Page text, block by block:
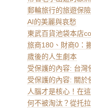
郵輪旅行的旅遊保
AI的美麗與哀愁
東武百貨池袋本店
旅商180、財商0：
歲後的人生劇本
受保護的內容: 台灣
受保護的內容: 關於
人腦才是核心！在
何不被淘汰？從托